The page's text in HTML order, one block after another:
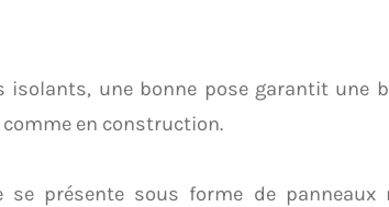
isolants, une bonne pose garantit une
en construction.
se présente sous forme de